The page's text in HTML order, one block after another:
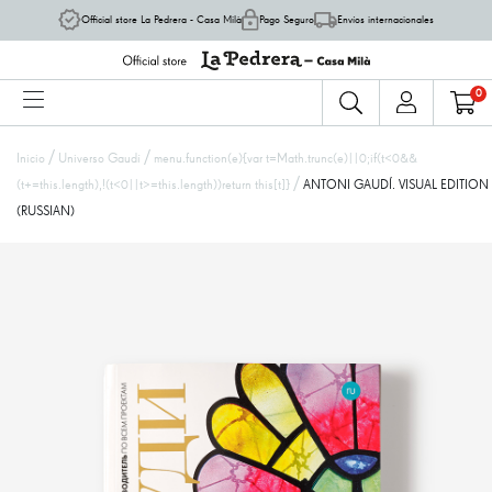
Official store La Pedrera - Casa Milà Pago Seguro Envíos internacionales
0
Inicio / Universo Gaudí / menu.function(e){var t=Math.trunc(e)||0;if(t<0&&
(t+=this.length),!(t<0||t>=this.length))return this[t]} / ANTONI GAUDÍ. VISUAL EDITION
(RUSSIAN)